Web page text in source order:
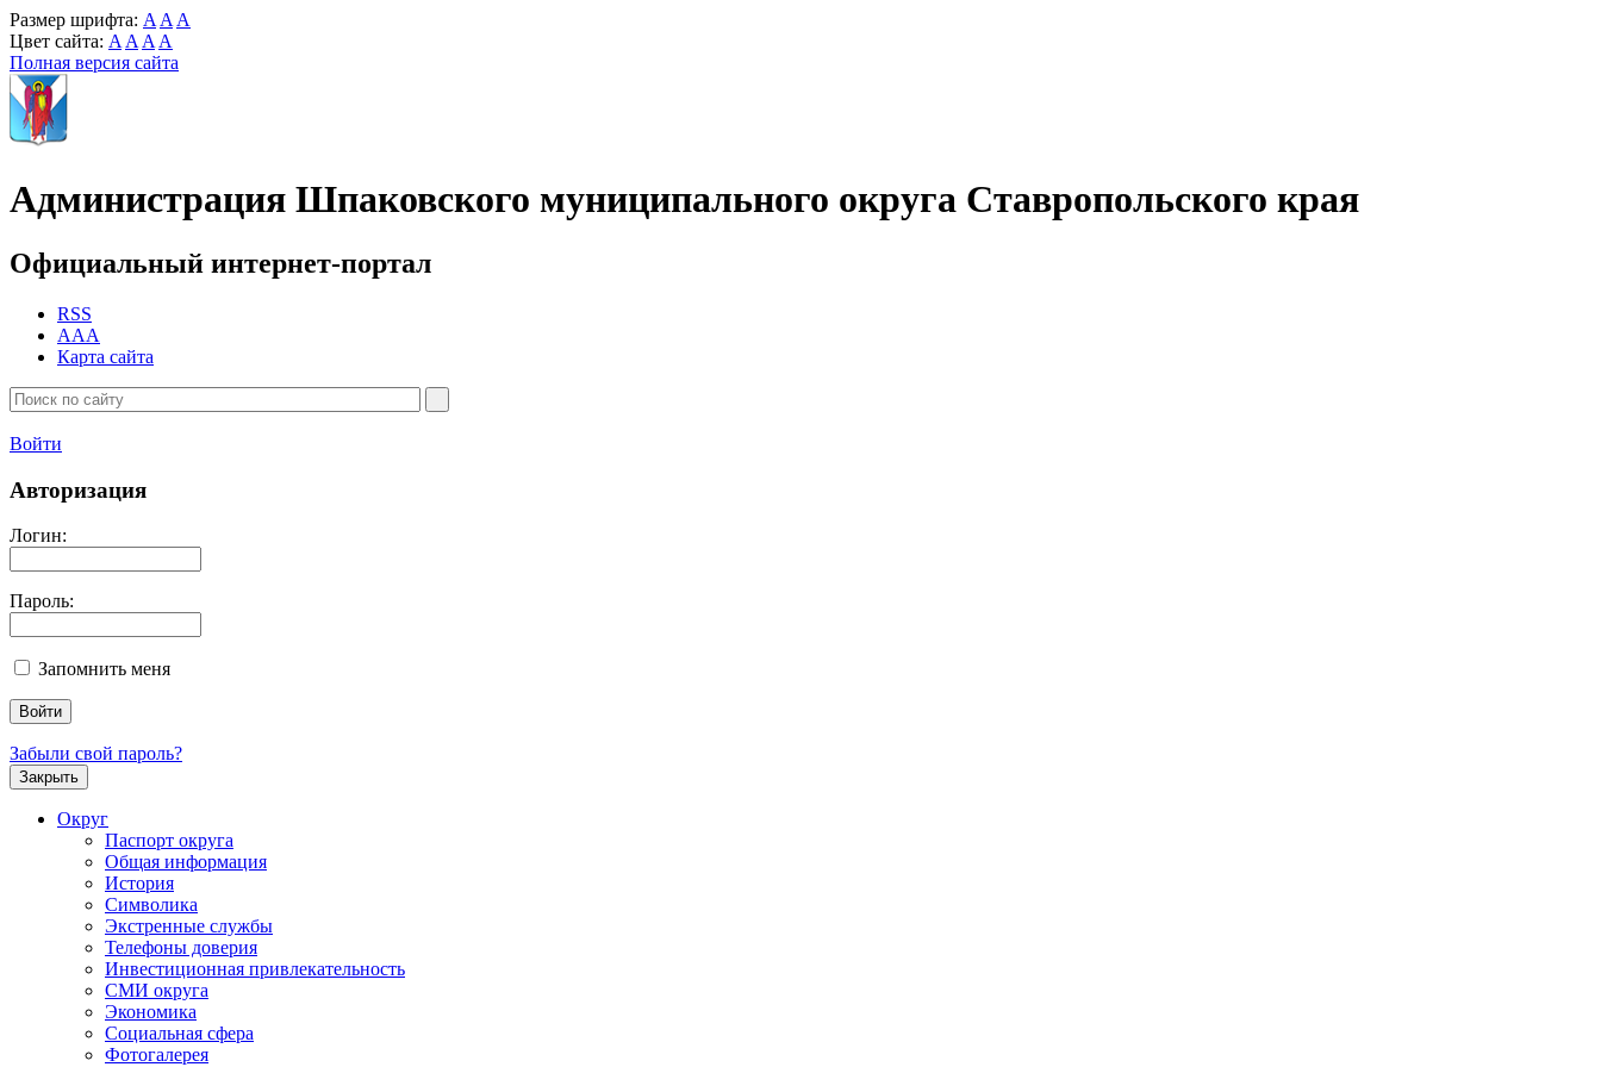
Размер шрифта: A A A
Цвет сайта: A A A A
Полная версия сайта
Администрация Шпаковского муниципального округа Ставропольского края
Официальный интернет-портал
RSS
AAA
Карта сайта
Войти
Авторизация
Логин:
Пароль:
Запомнить меня
Забыли свой пароль?
Закрыть
Округ
Паспорт округа
Общая информация
История
Символика
Экстренные службы
Телефоны доверия
Инвестиционная привлекательность
СМИ округа
Экономика
Социальная сфера
Фотогалерея